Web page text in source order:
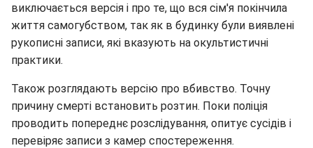
виключається версія і про те, що вся сім'я покінчила
життя самогубством, так як в будинку були виявлені
рукописні записи, які вказують на окультистичні
практики.
Також розглядають версію про вбивство. Точну
причину смерті встановить розтин. Поки поліція
проводить попереднє розслідування, опитує сусідів і
перевіряє записи з камер спостереження.